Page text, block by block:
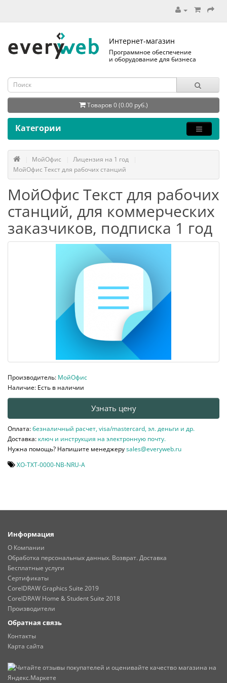
Интернет-магазин
Программное обеспечение
и оборудование для бизнеса
Товаров 0 (0.00 руб.)
Категории
МойОфис
Лицензия на 1 год
МойОфис Текст для рабочих станций
МойОфис Текст для рабочих
станций, для коммерческих
заказчиков, подписка 1 год
Производитель: МойОфис
Наличие: Есть в наличии
Узнать цену
Оплата:безналичный расчет, visa/mastercard, эл. деньги и др.
Доставка: ключ и инструкция на электронную почту.
Нужна помощь? Напишите менеджеруsales@everyweb.ru
XO-TXT-0000-NB-NRU-A
Информация
О Компании
Обработка персональных данных. Возврат. Доставка
Бесплатные услуги
Сертификаты
CorelDRAW Graphics Suite 2019
CorelDRAW Home & Student Suite 2018
Производители
Обратная связь
Контакты
Карта сайта